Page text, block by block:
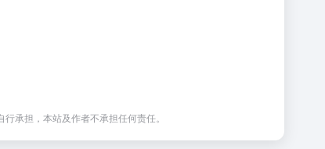
承担，本站及作者不承担任何责任。